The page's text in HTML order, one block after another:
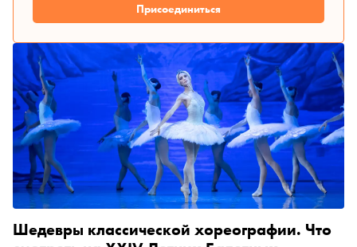
Присоединиться
Шедевры классической хореографии. Что